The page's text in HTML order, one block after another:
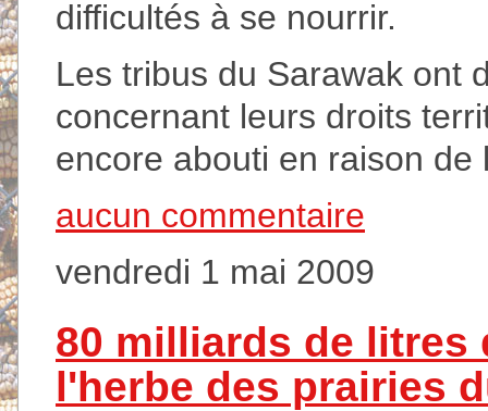
difficultés à se nourrir.
Les tribus du Sarawak ont
concernant leurs droits
encore abouti en raison
aucun commentaire
vendredi 1 mai 2009
80 milliards de litres
l'herbe des prairies